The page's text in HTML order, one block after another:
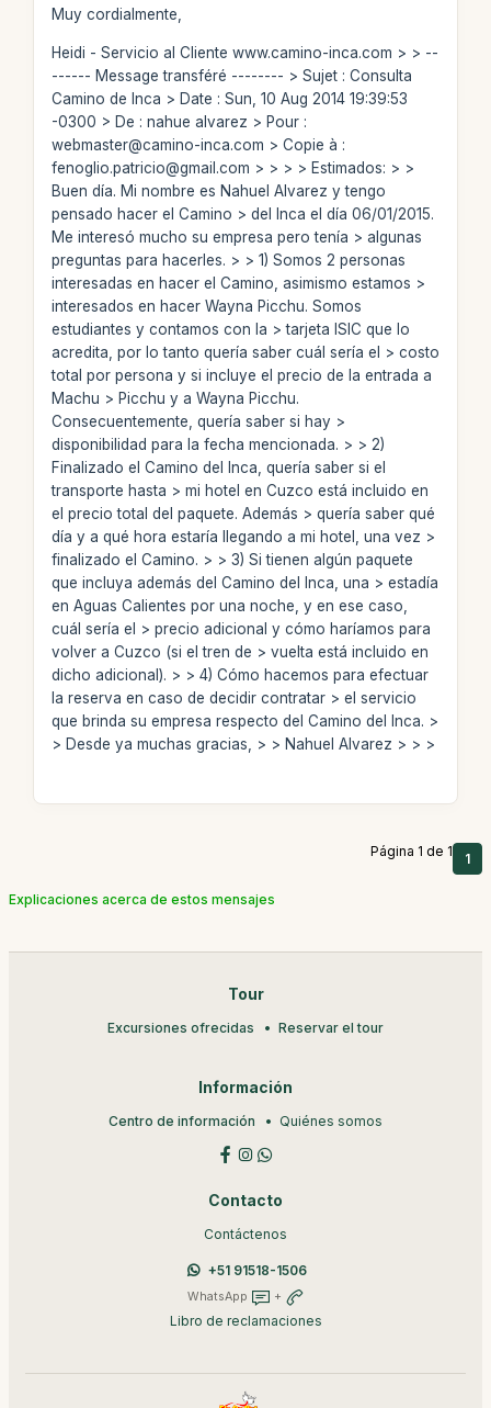
Muy cordialmente,
Heidi - Servicio al Cliente www.camino-inca.com > > --
------ Message transféré -------- > Sujet : Consulta
Camino de Inca > Date : Sun, 10 Aug 2014 19:39:53
-0300 > De : nahue alvarez > Pour :
webmaster@camino-inca.com > Copie à :
fenoglio.patricio@gmail.com > > > > Estimados: > >
Buen día. Mi nombre es Nahuel Alvarez y tengo
pensado hacer el Camino > del Inca el día 06/01/2015.
Me interesó mucho su empresa pero tenía > algunas
preguntas para hacerles. > > 1) Somos 2 personas
interesadas en hacer el Camino, asimismo estamos >
interesados en hacer Wayna Picchu. Somos
estudiantes y contamos con la > tarjeta ISIC que lo
acredita, por lo tanto quería saber cuál sería el > costo
total por persona y si incluye el precio de la entrada a
Machu > Picchu y a Wayna Picchu.
Consecuentemente, quería saber si hay >
disponibilidad para la fecha mencionada. > > 2)
Finalizado el Camino del Inca, quería saber si el
transporte hasta > mi hotel en Cuzco está incluido en
el precio total del paquete. Además > quería saber qué
día y a qué hora estaría llegando a mi hotel, una vez >
finalizado el Camino. > > 3) Si tienen algún paquete
que incluya además del Camino del Inca, una > estadía
en Aguas Calientes por una noche, y en ese caso,
cuál sería el > precio adicional y cómo haríamos para
volver a Cuzco (si el tren de > vuelta está incluido en
dicho adicional). > > 4) Cómo hacemos para efectuar
la reserva en caso de decidir contratar > el servicio
que brinda su empresa respecto del Camino del Inca. >
> Desde ya muchas gracias, > > Nahuel Alvarez > > >
Página 1 de 1 1
Explicaciones acerca de estos mensajes
Tour
Excursiones ofrecidas Reservar el tour
Información
Centro de información Quiénes somos
Contacto
Contáctenos
+51 91518-1506
WhatsApp +
Libro de reclamaciones